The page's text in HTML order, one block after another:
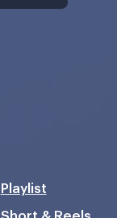
Playlist